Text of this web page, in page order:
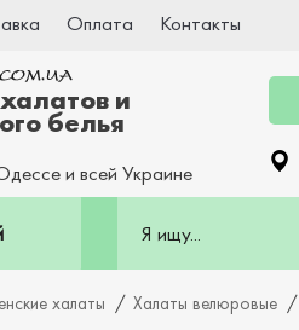
Оплата Контакты
и
белья
и всей Украине
халаты Халаты велюровые